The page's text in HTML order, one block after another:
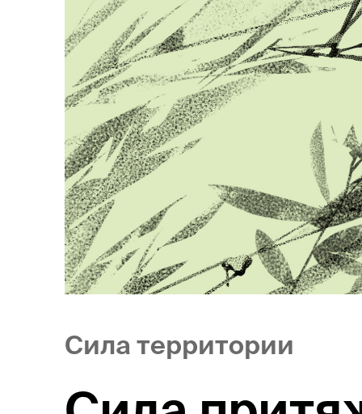
Команда
Дневник
Магазин
Контакты
Сила территории